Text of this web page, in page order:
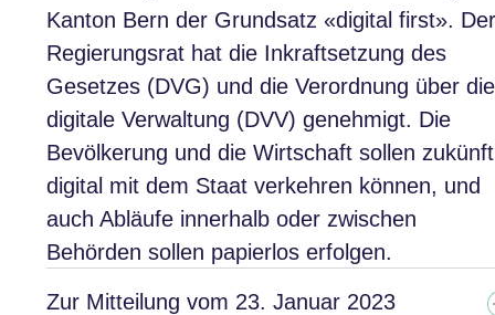
Kanton Bern der Grundsatz «digital first». Der
Regierungsrat hat die Inkraftsetzung des
Gesetzes (DVG) und die Verordnung über die
digitale Verwaltung (DVV) genehmigt. Die
Bevölkerung und die Wirtschaft sollen
digital mit dem Staat verkehren können, und
auch Abläufe innerhalb oder zwischen
Behörden sollen papierlos erfolgen.
Zur Mitteilung vom 23. Januar 2023